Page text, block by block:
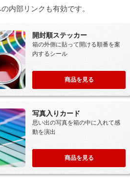
内部リンクも有効です。
開封順ステッカー
箱の外側に貼って開ける順番を案
内するシール
商品を見る
写真入りカード
思い出の写真を箱の中に入れて感
動を演出
商品を見る